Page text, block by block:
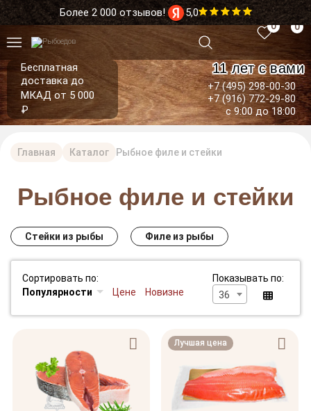
Более 2 000 отзывов! 5,0
Бесплатная
доставка до
МКАД от 5 000
₽
11 лет с вами
+7 (495) 298-00-30
+7 (916) 772-29-80
с 9:00 до 18:00
0 0
Главная Каталог Рыбное филе и стейки
Рыбное филе и стейки
Стейки из рыбы Филе из рыбы
Сортировать по:
Популярности
Цене Новизне
Показывать по:
36
Лучшая цена